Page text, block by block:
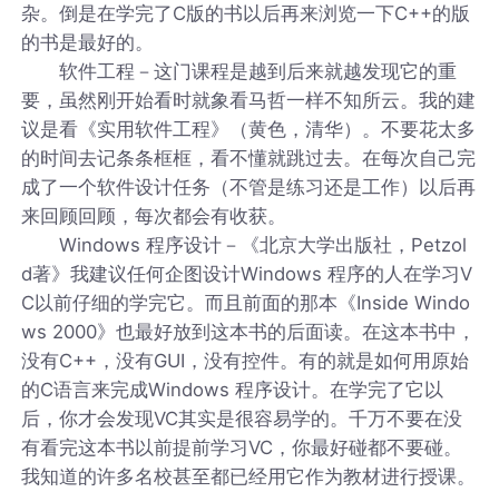
杂。倒是在学完了C版的书以后再来浏览一下C++的版
的书是最好的。
软件工程－这门课程是越到后来就越发现它的重
要，虽然刚开始看时就象看马哲一样不知所云。我的建
议是看《实用软件工程》（黄色，清华）。不要花太多
的时间去记条条框框，看不懂就跳过去。在每次自己完
成了一个软件设计任务（不管是练习还是工作）以后再
来回顾回顾，每次都会有收获。
Windows 程序设计－《北京大学出版社，Petzol
d著》我建议任何企图设计Windows 程序的人在学习V
C以前仔细的学完它。而且前面的那本《Inside Windo
ws 2000》也最好放到这本书的后面读。在这本书中，
没有C++，没有GUI，没有控件。有的就是如何用原始
的C语言来完成Windows 程序设计。在学完了它以
后，你才会发现VC其实是很容易学的。千万不要在没
有看完这本书以前提前学习VC，你最好碰都不要碰。
我知道的许多名校甚至都已经用它作为教材进行授课。